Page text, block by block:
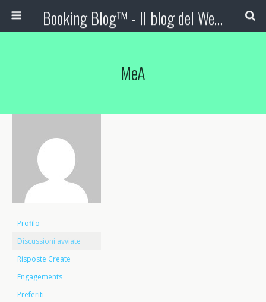
Booking Blog™ - Il blog del Web Marketing Turistico
MeA
Profilo
Discussioni avviate
Risposte Create
Engagements
Preferiti